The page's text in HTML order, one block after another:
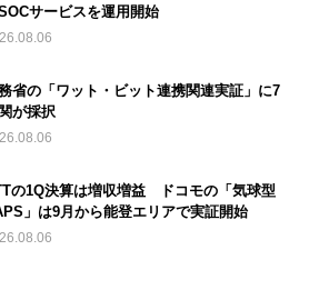
サービスを運用開始
省の「ワット・ビット連携関連実証」に7
が採択
の1Q決算は増収増益 ドコモの「気球型
」は9月から能登エリアで実証開始